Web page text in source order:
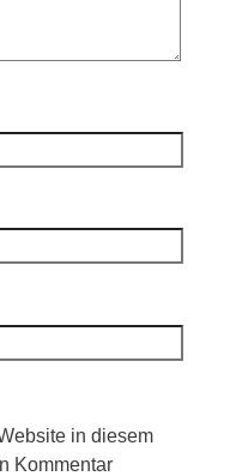
in diesem
Kommentar